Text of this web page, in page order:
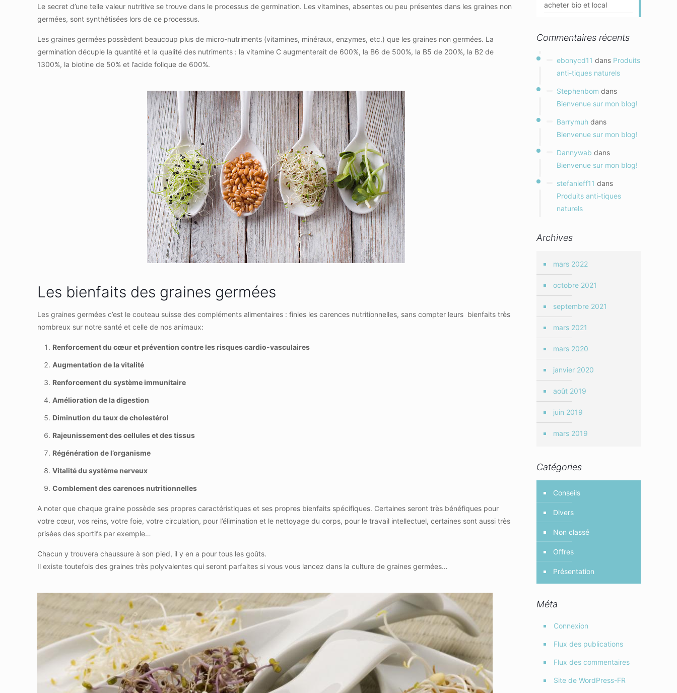
Le secret d’une telle valeur nutritive se trouve dans le processus de germination. Les vitamines, absentes ou peu présentes dans les graines non
germées, sont synthétisées lors de ce processus.
Les graines germées possèdent beaucoup plus de micro-nutriments (vitamines, minéraux, enzymes, etc.) que les graines non germées. La
germination décuple la quantité et la qualité des nutriments : la vitamine C augmenterait de 600%, la B6 de 500%, la B5 de 200%, la B2 de
1300%, la biotine de 50% et l’acide folique de 600%.
Les bienfaits des graines germées
Les graines germées c’est le couteau suisse des compléments alimentaires : finies les carences nutritionnelles, sans compter leurs bienfaits très
nombreux sur notre santé et celle de nos animaux:
Renforcement du cœur et prévention contre les risques cardio-vasculaires
Augmentation de la vitalité
Renforcement du système immunitaire
Amélioration de la digestion
Diminution du taux de cholestérol
Rajeunissement des cellules et des tissus
Régénération de l’organisme
Vitalité du système nerveux
Comblement des carences nutritionnelles
A noter que chaque graine possède ses propres caractéristiques et ses propres bienfaits spécifiques. Certaines seront très bénéfiques pour
votre cœur, vos reins, votre foie, votre circulation, pour l’élimination et le nettoyage du corps, pour le travail intellectuel, certaines sont aussi très
prisées des sportifs par exemple…
Chacun y trouvera chaussure à son pied, il y en a pour tous les goûts.
Il existe toutefois des graines très polyvalentes qui seront parfaites si vous vous lancez dans la culture de graines germées…
acheter bio et local
Commentaires récents
ebonycd11 dans Produits
anti-tiques naturels
Stephenbom dans
Bienvenue sur mon blog!
Barrymuh dans
Bienvenue sur mon blog!
Dannywab dans
Bienvenue sur mon blog!
stefanieff11 dans
Produits anti-tiques
naturels
Archives
mars 2022
octobre 2021
septembre 2021
mars 2021
mars 2020
janvier 2020
août 2019
juin 2019
mars 2019
Catégories
Conseils
Divers
Non classé
Offres
Présentation
Méta
Connexion
Flux des publications
Flux des commentaires
Site de WordPress-FR